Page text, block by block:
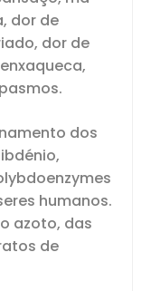
dor de
dor de
dos
humanos.
azoto, das
de